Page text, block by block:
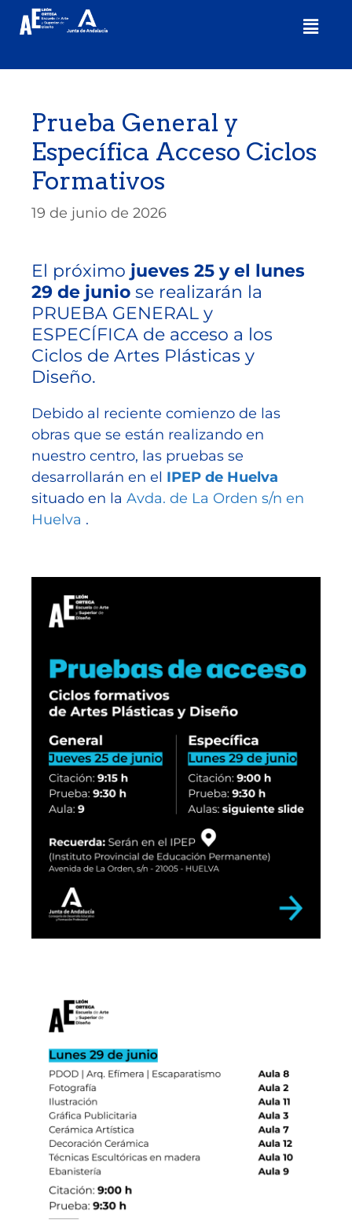
Prueba General y
Específica Acceso Ciclos
Formativos
19 de junio de 2026
El próximo jueves 25 y el lunes
29 de junio se realizarán la
PRUEBA GENERAL y
ESPECÍFICA de acceso a los
Ciclos de Artes Plásticas y
Diseño.
Debido al reciente comienzo de las
obras que se están realizando en
nuestro centro, las pruebas se
desarrollarán en el IPEP de Huelva
situado en la Avda. de La Orden s/n en
Huelva .